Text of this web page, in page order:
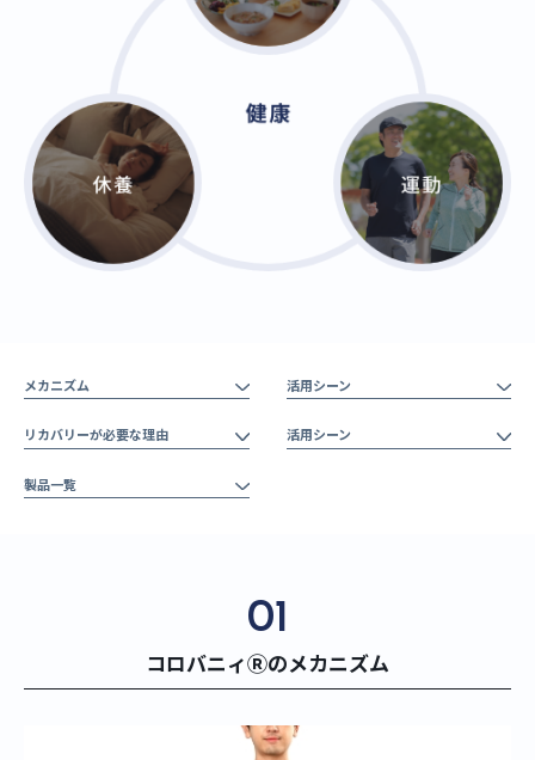
メカニズム 活用シーン
リカバリーが必要な理由 活用シーン
製品一覧
01
コロバニィⓇのメカニズム